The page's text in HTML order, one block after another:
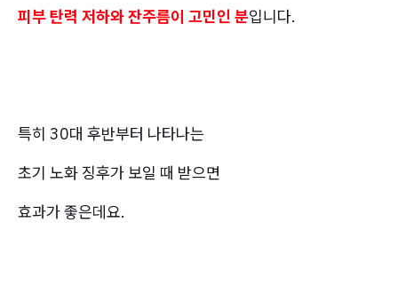
피부 탄력 저하와 잔주름이 고민인 분입니다.
특히 30대 후반부터 나타나는
초기 노화 징후가 보일 때 받으면
효과가 좋은데요.